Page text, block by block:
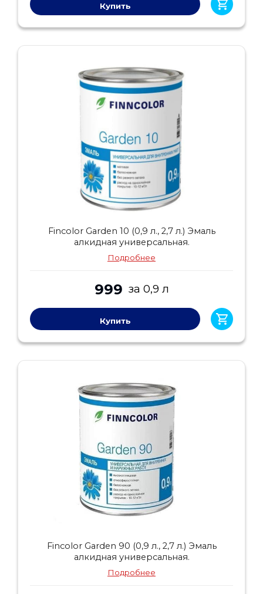
Купить
Fincolor Garden 10 (0,9 л., 2,7 л.) Эмаль
алкидная универсальная.
Подробнее
999 за 0,9 л
Купить
Fincolor Garden 90 (0,9 л., 2,7 л.) Эмаль
алкидная универсальная.
Подробнее